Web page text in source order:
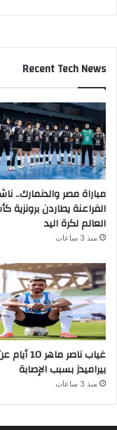
Recent Tech News
مباراة مصر والدنمارك..
الفراعنة يطاردن برونزية
العالم لكرة اليد
منذ 3 ساعات
غياب ناصر ماهر 10
بيراميدز بسبب الإصابة
منذ 3 ساعات